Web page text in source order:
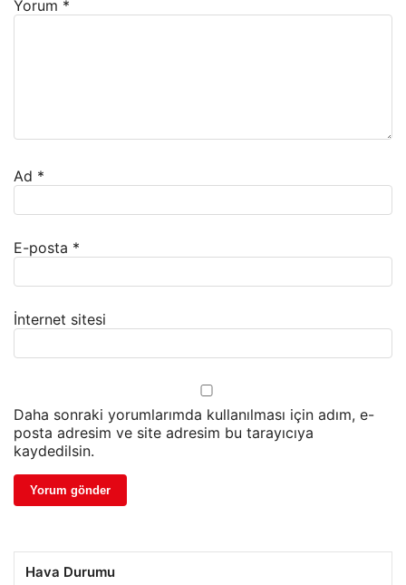
Yorum *
Ad *
E-posta *
İnternet sitesi
Daha sonraki yorumlarımda kullanılması için adım, e-
posta adresim ve site adresim bu tarayıcıya
kaydedilsin.
Hava Durumu